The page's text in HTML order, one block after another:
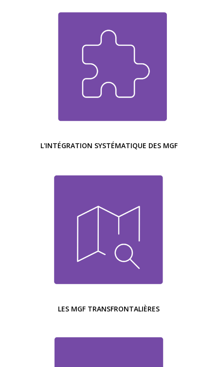
L'INTÉGRATION SYSTÉMATIQUE DES MGF
LES MGF TRANSFRONTALIÈRES